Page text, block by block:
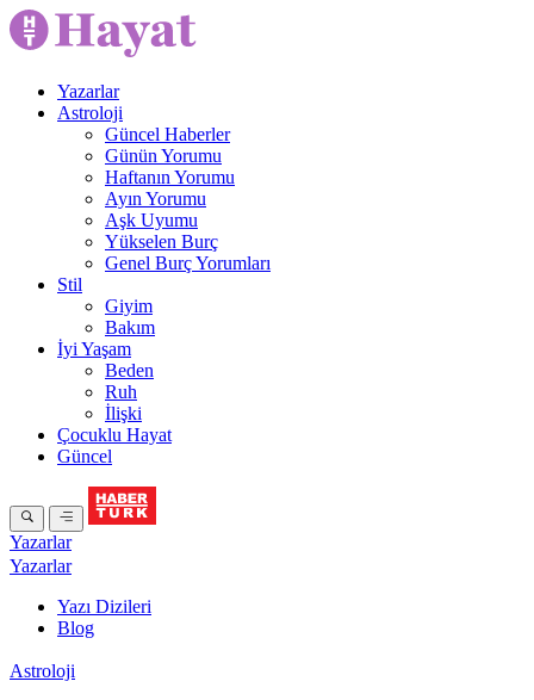
Yazarlar
Astroloji
Güncel Haberler
Günün Yorumu
Haftanın Yorumu
Ayın Yorumu
Aşk Uyumu
Yükselen Burç
Genel Burç Yorumları
Stil
Giyim
Bakım
İyi Yaşam
Beden
Ruh
İlişki
Çocuklu Hayat
Güncel
Yazarlar
Yazarlar
Yazı Dizileri
Blog
Astroloji